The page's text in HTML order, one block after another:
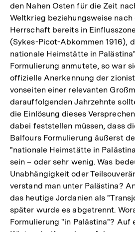
den Nahen Osten für die Zeit
Weltkrieg beziehungsweise nach
Herrschaft bereits in
(Sykes-Picot-Abkommen 1916),
nationale Heimstätte in
Formulierung anmutete, so war
offizielle Anerkennung der
vonseiten einer relevanten
darauffolgenden Jahrzehnte
die Einlösung dieses
dabei feststellen müssen, dass
Balfours Formulierung äußerst
"nationale Heimstätte in
sein – oder sehr wenig. Was
Unabhängigkeit oder
verstand man unter Palästina?
das heutige Jordanien als
später wurde es abgetrennt.
Formulierung "in Palästina"? Auf